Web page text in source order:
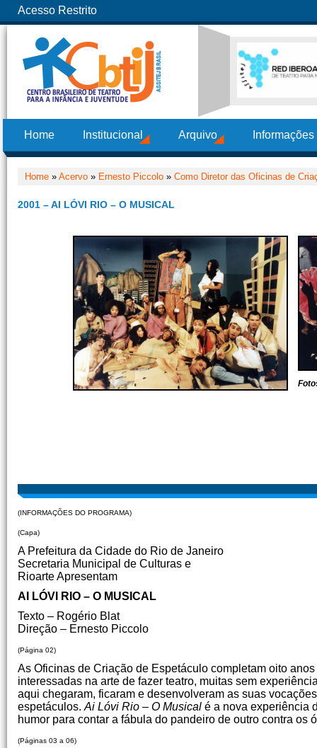
Acesso Restrito
Home Institucional Arquivo
Home » Acervo » Ernesto Piccolo » Como Diretor das Oficinas de
2001 – AI LÓVI RIO – O MUSICAL
(INFORMAÇÕES DO PROGRAMA)
(Capa)
A Prefeitura da Cidade do Rio de Janeiro
Secretaria Municipal de Culturas e
Rioarte Apresentam
AI LÓVI RIO – O MUSICAL
Texto – Rogério Blat
Direção – Ernesto Piccolo
(Página 02)
As Oficinas de Criação de Espetáculo completam oito
interessadas na arte de fazer teatro, muitas sem
aqui chegaram, ficaram e desenvolveram as suas
espetáculos. Ai Lóvi Rio – O Musical é a nova experiência
humor para contar a fábula do pandeiro de outro contra os
(Páginas 03 a 06)